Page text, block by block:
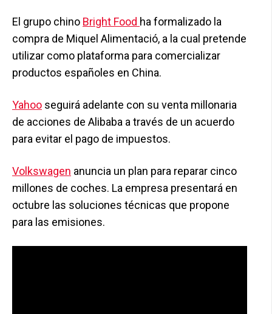
El grupo chino Bright Food ha formalizado la
compra de Miquel Alimentació, a la cual pretende
utilizar como plataforma para comercializar
productos españoles en China.
Yahoo seguirá adelante con su venta millonaria
de acciones de Alibaba a través de un acuerdo
para evitar el pago de impuestos.
Volkswagen anuncia un plan para reparar cinco
millones de coches. La empresa presentará en
octubre las soluciones técnicas que propone
para las emisiones.